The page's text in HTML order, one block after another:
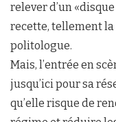
relever d’un
recette, tellement la
politologue.
Mais, l’entrée en
jusqu’ici pour sa
qu’elle risque de